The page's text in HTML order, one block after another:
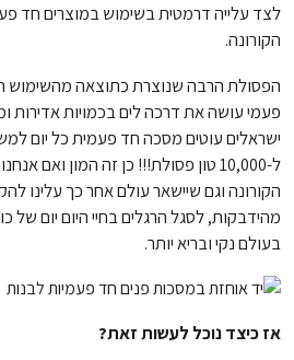
לצד עלייה דרמטית בשימוש במוצרים חד
הקורונה.
הפסולת הרבה שנוצרת כתוצאה מהשימוש
ישראלים עוטים מסכה חד פעמית כל יום
ל-10,000 טון פסולת!!! כן זה המון ואם
הקורונה וגם שיישאר עולם אחר כך עלינו
מהידבקות, לסגל הרגלים בחיי היום יום של
בעולם נקי ובריא יותר.
אז כיצד נוכל לעשות זאת?